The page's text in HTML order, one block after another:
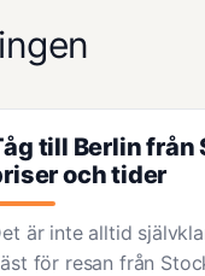
till Berlin från
och tider
är inte alltid
för resan från